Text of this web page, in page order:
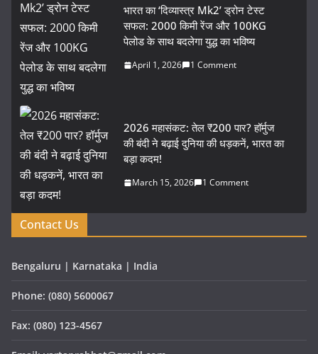
भारत का ‘दिव्यास्त्र Mk2’ ड्रोन टेस्ट
सफल: 2000 किमी रेंज और 100KG
पेलोड के साथ बदलेगा युद्ध का भविष्य
April 1, 2026 1 Comment
2026 महासंकट: तेल ₹200 पार? हॉर्मुज
की बंदी ने बढ़ाई दुनिया की धड़कनें, भारत का
बड़ा कदम!
March 15, 2026 1 Comment
Contact Us
Bengaluru | Karnataka | India
Phone: (080) 5600067
Fax: (080) 123-4567